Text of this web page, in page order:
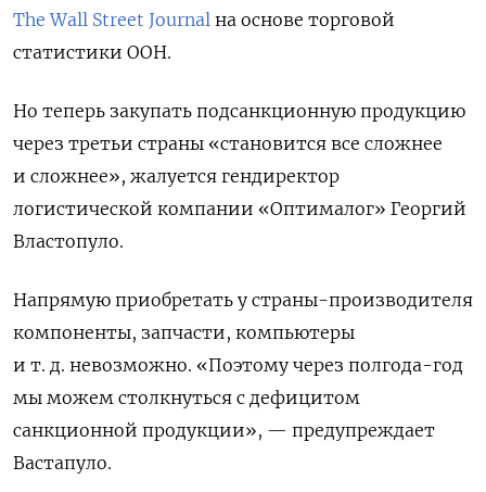
The Wall Street Journal на основе торговой
статистики ООН.
Но теперь закупать подсанкционную продукцию
через третьи страны «становится все сложнее
и сложнее», жалуется гендиректор
логистической компании «Оптималог» Георгий
Властопуло.
Напрямую приобретать у страны-производителя
компоненты, запчасти, компьютеры
и т. д. невозможно. «Поэтому через полгода-год
мы можем столкнуться с дефицитом
санкционной продукции», — предупреждает
Вастапуло.